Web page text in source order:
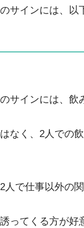
サインには、以
サインには、飲
なく、2人での
で仕事以外の
ってくる方が好